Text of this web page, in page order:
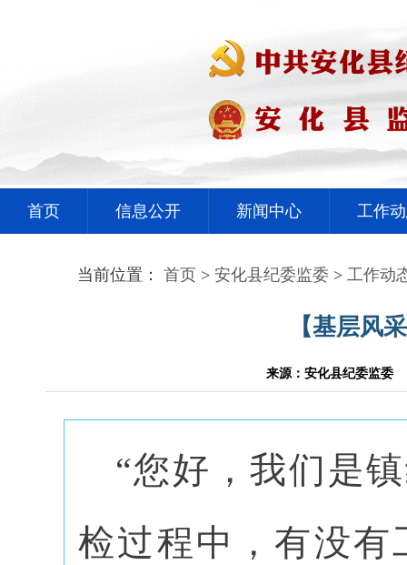
首页 信息公开 新闻中心 工作
当前位置： 首页 > 安化县纪委监委 > 工作动
【基层风
来源：安化县纪委监委
“您好，我们是
检过程中，有没有